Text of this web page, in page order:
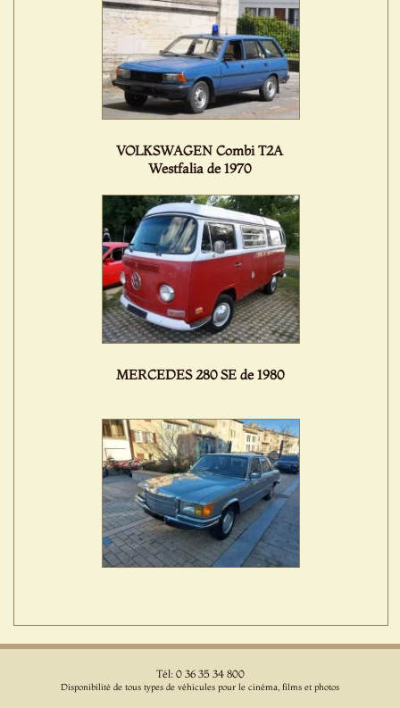
VOLKSWAGEN Combi T2A
Westfalia de 1970
MERCEDES 280 SE de 1980
Tél: 0 36 35 34 800
Disponibilité de tous types de véhicules pour le cinéma, films et photos